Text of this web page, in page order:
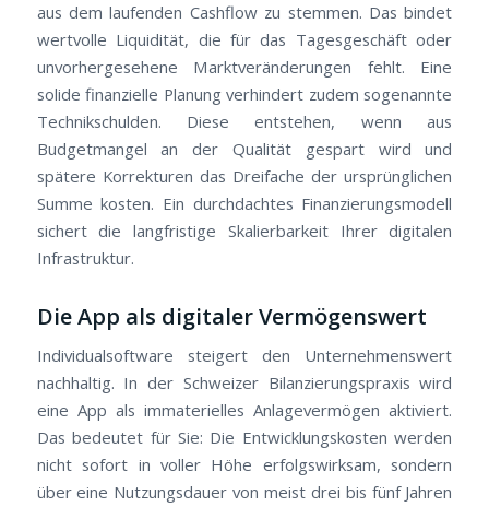
aus dem laufenden Cashflow zu stemmen. Das bindet
wertvolle Liquidität, die für das Tagesgeschäft oder
unvorhergesehene Marktveränderungen fehlt. Eine
solide finanzielle Planung verhindert zudem sogenannte
Technikschulden. Diese entstehen, wenn aus
Budgetmangel an der Qualität gespart wird und
spätere Korrekturen das Dreifache der ursprünglichen
Summe kosten. Ein durchdachtes Finanzierungsmodell
sichert die langfristige Skalierbarkeit Ihrer digitalen
Infrastruktur.
Die App als digitaler Vermögenswert
Individualsoftware steigert den Unternehmenswert
nachhaltig. In der Schweizer Bilanzierungspraxis wird
eine App als immaterielles Anlagevermögen aktiviert.
Das bedeutet für Sie: Die Entwicklungskosten werden
nicht sofort in voller Höhe erfolgswirksam, sondern
über eine Nutzungsdauer von meist drei bis fünf Jahren